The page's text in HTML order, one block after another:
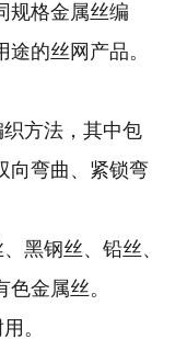
规格金属丝编
的丝网产品。
方法，其中包
向弯曲、紧锁弯
黑钢丝、铅丝、
金属丝。
。